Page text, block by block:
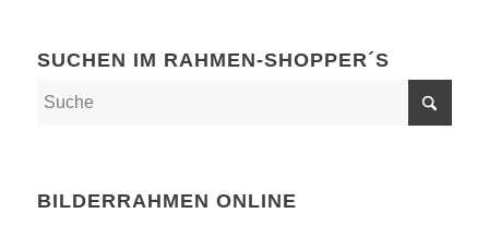
SUCHEN IM RAHMEN-SHOPPER´S
BILDERRAHMEN ONLINE